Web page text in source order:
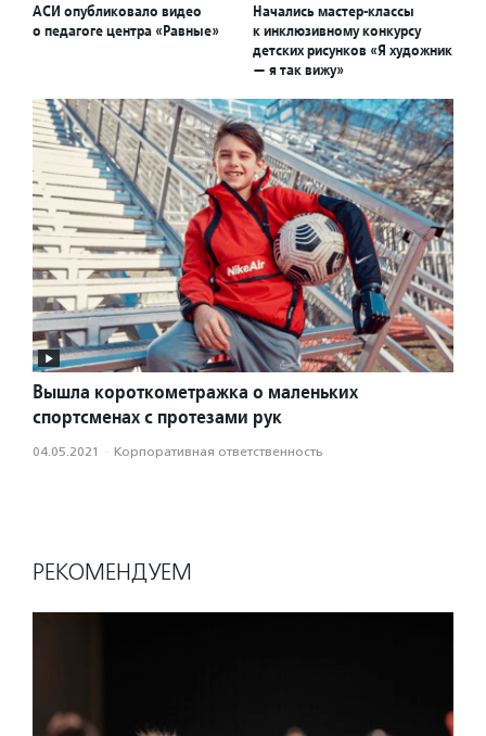
АСИ опубликовало видео
о педагоге центра «Равные»
Начались мастер-классы
к инклюзивному конкурсу
детских рисунков «Я художник
— я так вижу»
Вышла короткометражка о маленьких
спортсменах с протезами рук
04.05.2021 · Корпоративная ответственность
РЕКОМЕНДУЕМ